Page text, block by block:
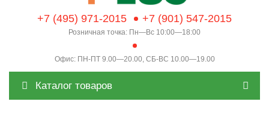
+7 (495) 971-2015 +7 (901) 547-2015
Розничная точка: Пн—Вс 10:00—18:00
Офис: ПН-ПТ 9.00—20.00, СБ-ВС 10.00—19.00
Каталог товаров